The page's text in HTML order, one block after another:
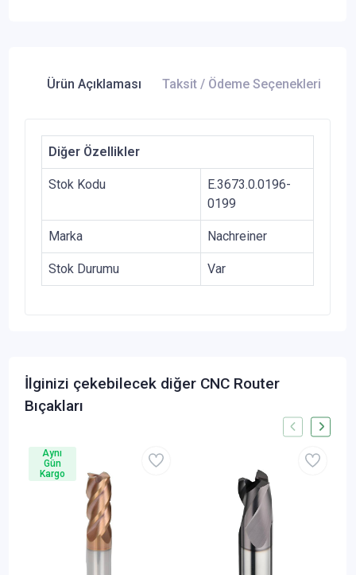
Ürün Açıklaması Taksit / Ödeme Seçenekleri
Diğer Özellikler
Stok Kodu
E.3673.0.0196-
0199
Marka Nachreiner
Stok Durumu Var
İlginizi çekebilecek diğer CNC Router
Bıçakları
Aynı
Gün
Kargo